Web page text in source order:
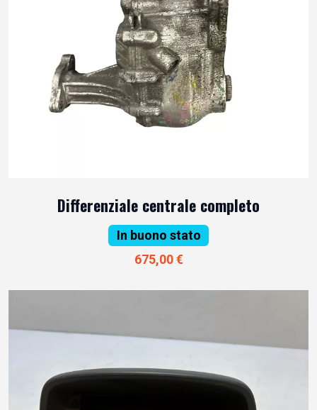
Differenziale centrale completo
In buono stato
675,00 €